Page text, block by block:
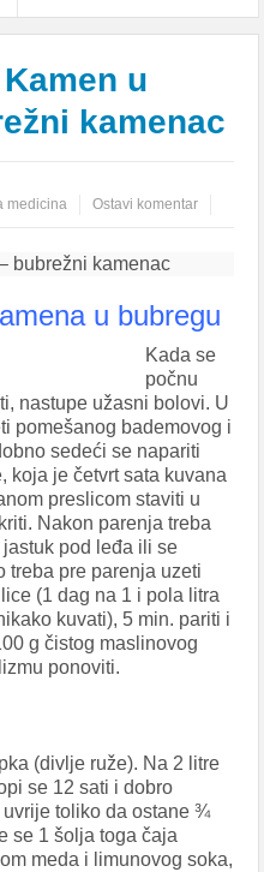
Kamen u
kamenac
medicina Ostavi komentar
u bubregu
Kada se
počnu
nastupe užasni bolovi. U
pomešanog bademovog i
sedeći se napariti
koja je četvrt sata kuvana
preslicom staviti u
Nakon parenja treba
pod leđa ili se
treba pre parenja uzeti
(1 dag na 1 i pola litra
kuvati), 5 min. pariti i
g čistog maslinovog
ponoviti.
(divlje ruže). Na 2 litre
se 12 sati i dobro
toliko da ostane ¾
se 1 šolja toga čaja
meda i limunovog soka,